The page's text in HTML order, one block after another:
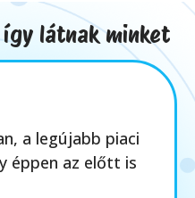
látnak minket
a legújabb piaci
éppen az előtt is